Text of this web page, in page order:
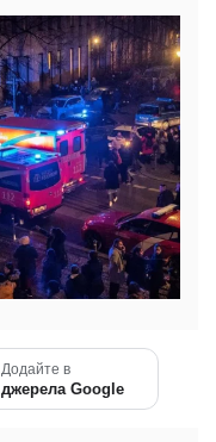
Додайте в
джерела Google